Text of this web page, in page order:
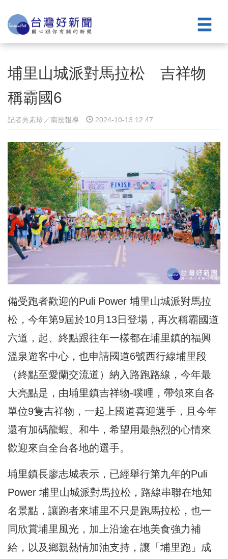
埔里山城派對馬拉松 吉祥物
稱霸國6
記者吳素珍／南投報導 2024-10-13 12:47
備受跑者歡迎的Puli Power 埔里山城派對馬拉
松，今年第9屆於10月13日登場，再次稱霸國道
六道，起、終點跟往年一樣都在埔里鎮的福興
溫泉遊客中心，也申請國道6號西行線埔里段
（終點至愛蘭交流道）納入路跑路線，今年最
大亮點是，由埔里鎮吉祥物-噗哩，帶領來自各
單位9隻吉祥物，一起上國道喜迎選手，且今年
還有加碼龍蝦、和牛，希望用最熱烈的心情來
歡迎來自全台各地的選手。
埔里鎮長廖志城表示，已經舉行第九年的Puli
Power 埔里山城派對馬拉松，路線串聯在地知
名景點，讓跑者來埔里不只是跑馬拉松，也一
同欣賞埔里風光，加上沿途在地美食強力補
給，以及鄉親熱情加油支持，讓「埔里跑」成